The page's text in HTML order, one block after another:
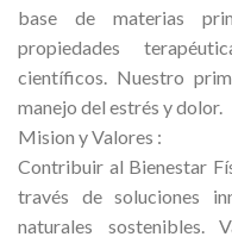
base de materias
propiedades
científicos. Nuestro
manejo del estrés y dolor.
Mision y Valores :
Contribuir al Bienestar
través de soluciones
naturales sostenibles.